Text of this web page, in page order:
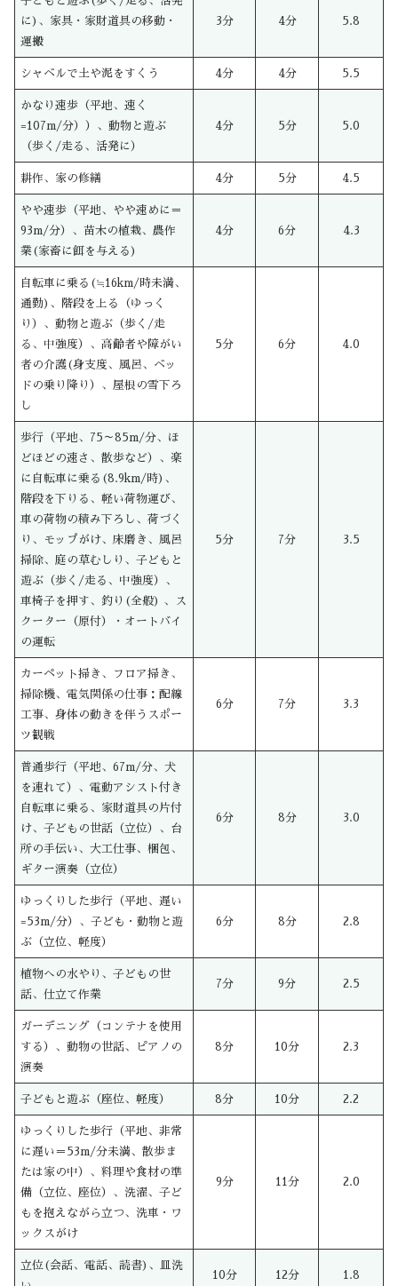
に)、家具・家財道具の移動・
運搬
3分 4分 5.8
シャベルで土や泥をすくう 4分 4分 5.5
かなり速歩（平地、速く
=107m/分））、動物と遊ぶ
（歩く/走る、活発に）
4分 5分 5.0
耕作、家の修繕 4分 5分 4.5
やや速歩（平地、やや速めに＝
93m/分）、苗木の植栽、農作
業(家畜に餌を与える)
4分 6分 4.3
自転車に乗る(≒16km/時未満、
通勤)、階段を上る（ゆっく
り）、動物と遊ぶ（歩く/走
る、中強度）、高齢者や障がい
者の介護(身支度、風呂、ベッ
ドの乗り降り）、屋根の雪下ろ
し
5分 6分 4.0
歩行（平地、75～85m/分、ほ
どほどの速さ、散歩など）、楽
に自転車に乗る(8.9km/時)、
階段を下りる、軽い荷物運び、
車の荷物の積み下ろし、荷づく
り、モップがけ、床磨き、風呂
掃除、庭の草むしり、子どもと
遊ぶ（歩く/走る、中強度）、
車椅子を押す、釣り(全般) 、ス
クーター（原付）・オートバイ
の運転
5分 7分 3.5
カーペット掃き、フロア掃き、
掃除機、電気関係の仕事：配線
工事、身体の動きを伴うスポー
ツ観戦
6分 7分 3.3
普通歩行（平地、67m/分、犬
を連れて）、電動アシスト付き
自転車に乗る、家財道具の片付
け、子どもの世話（立位）、台
所の手伝い、大工仕事、梱包、
ギター演奏（立位）
6分 8分 3.0
ゆっくりした歩行（平地、遅い
=53m/分）、子ども・動物と遊
ぶ（立位、軽度）
6分 8分 2.8
植物への水やり、子どもの世
話、仕立て作業
7分 9分 2.5
ガーデニング（コンテナを使用
する）、動物の世話、ピアノの
演奏
8分 10分 2.3
子どもと遊ぶ（座位、軽度） 8分 10分 2.2
ゆっくりした歩行（平地、非常
に遅い＝53m/分未満、散歩ま
たは家の中）、料理や食材の準
備（立位、座位）、洗濯、子ど
もを抱えながら立つ、洗車・ワ
ックスがけ
9分 11分 2.0
立位(会話、電話、読書)、皿洗
10分 12分 1.8